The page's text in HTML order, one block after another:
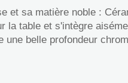
et sa matière noble :
la table et s'intègre
belle profondeur